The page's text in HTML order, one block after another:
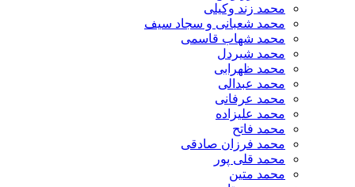
محمد زند وکیلی
محمد شعبانی و سجاد سیف
محمد شهاب قاسمی
​محمد شیردل
محمد ظهرابی
محمد عبدالی
محمد عرفانی
محمد علیزاده
محمد فاتح
محمد فرزان صادقی
محمد قلی پور
محمد متین